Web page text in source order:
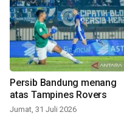
Persib Bandung menang
atas Tampines Rovers
Jumat, 31 Juli 2026